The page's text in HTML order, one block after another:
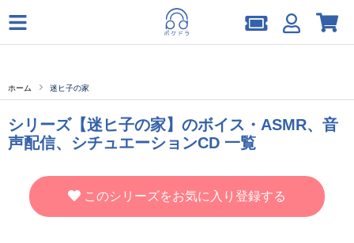
ホーム 迷ヒ子の家
シリーズ【迷ヒ子の家】のボイス・ASMR、音
声配信、シチュエーションCD 一覧
このシリーズをお気に入り登録する